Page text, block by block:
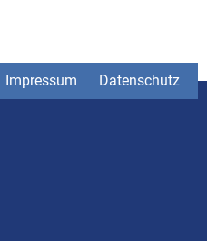
Impressum Datenschutz